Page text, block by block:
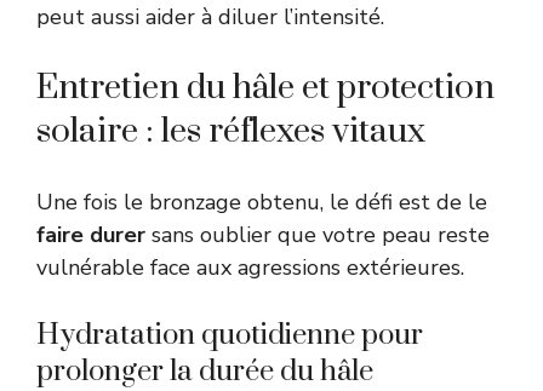
peut aussi aider à diluer l’intensité.
Entretien du hâle et protection
solaire : les réflexes vitaux
Une fois le bronzage obtenu, le défi est de le
faire durer sans oublier que votre peau reste
vulnérable face aux agressions extérieures.
Hydratation quotidienne pour
prolonger la durée du hâle